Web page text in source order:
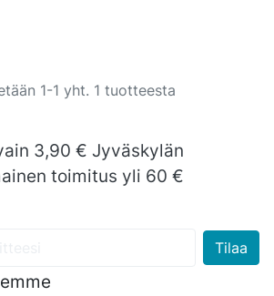
1-1 yht. 1 tuotteesta
3,90 € Jyväskylän
toimitus yli 60 €